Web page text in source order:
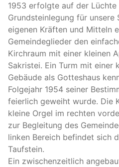
1953 erfolgte auf der Lüchte
Grundsteinlegung für unsere
eigenen Kräften und Mitteln
Gemeindeglieder den
Kirchraum mit einer kleinen
Sakristei. Ein Turm mit einer
Gebäude als Gotteshaus
Folgejahr 1954 seiner
feierlich geweiht wurde. Die
kleine Orgel im rechten
zur Begleitung des
linken Bereich befindet sich
Taufstein.
Ein zwischenzeitlich